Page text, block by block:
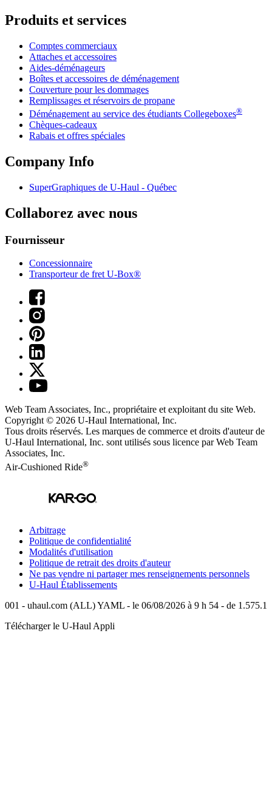
Produits et services
Comptes commerciaux
Attaches et accessoires
Aides-déménageurs
Boîtes et accessoires de déménagement
Couverture pour les dommages
Remplissages et réservoirs de propane
Déménagement au service des étudiants Collegeboxes®
Chèques-cadeaux
Rabais et offres spéciales
Company Info
SuperGraphiques de U-Haul - Québec
Collaborez avec nous
Fournisseur
Concessionnaire
Transporteur de fret U-Box®
Web Team Associates, Inc., propriétaire et exploitant du site Web.
Copyright © 2026 U-Haul International, Inc.
Tous droits réservés. Les marques de commerce et droits d'auteur de
U-Haul International, Inc. sont utilisés sous licence par Web Team
Associates, Inc.
Air-Cushioned Ride®
Arbitrage
Politique de confidentialité
Modalités d'utilisation
Politique de retrait des droits d'auteur
Ne pas vendre ni partager mes renseignements personnels
U-Haul Établissements
001 - uhaul.com (ALL) YAML - le 06/08/2026 à 9 h 54 - de 1.575.1
Télécharger le U-Haul Appli